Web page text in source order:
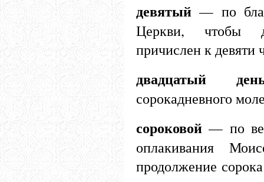
девятый — по
Церкви, чтобы
причислен к девяти
двадцатый
сорокадневного
сороковой — по
оплакивания
продолжение